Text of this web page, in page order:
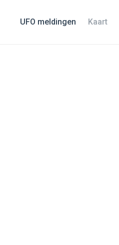
UFO meldingen Kaart